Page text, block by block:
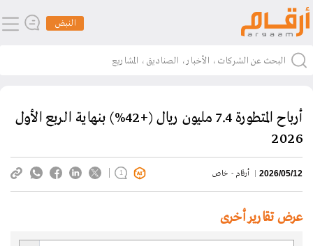
النبض
أرباح المتطورة 7.4 مليون ريال (+42%) بنهاية الربع الأول
2026
2026/05/12 أرقام - خاص 1
عرض تقارير أخرى